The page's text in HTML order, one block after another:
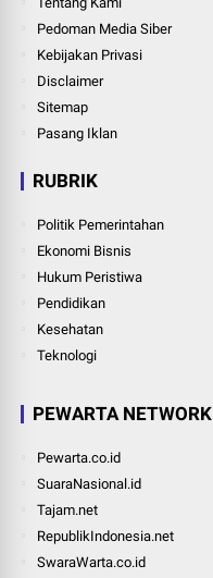
Pedoman Media Siber
Kebijakan Privasi
Disclaimer
Sitemap
Pasang Iklan
RUBRIK
Politik Pemerintahan
Ekonomi Bisnis
Hukum Peristiwa
Pendidikan
Kesehatan
Teknologi
PEWARTA NETWORK
Pewarta.co.id
SuaraNasional.id
Tajam.net
RepublikIndonesia.net
SwaraWarta.co.id